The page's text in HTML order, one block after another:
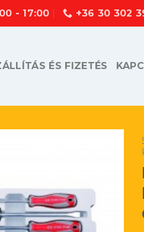
- 17:00 +36 30 302
ÉS FIZETÉS